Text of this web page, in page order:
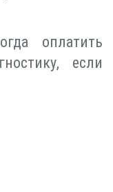
оплатить
если